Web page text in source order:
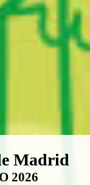
de
Madrid
2026